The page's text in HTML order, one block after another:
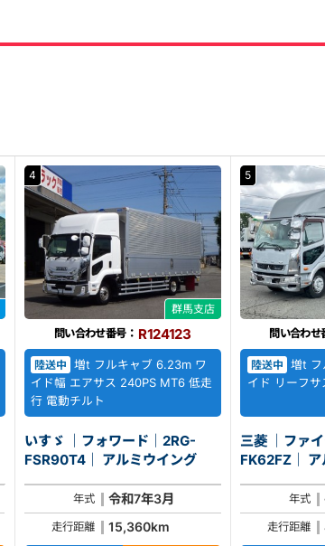
4
群馬支店
問い合わせ番号： R124123
陸送中 増t フルキャブ 6.23m ワ
イド幅 エアサス 240PS MT6 低走
行 電動チルト
いすゞ ｜フォワード｜2RG-
FSR90T4｜ アルミウイング
年式 令和7年3月
走行距離 15,360km
5
問い合わせ
陸送中 増t フ
イド リーフ
三菱 ｜ファ
年式
走行距離